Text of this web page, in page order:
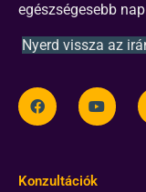
egészségesebb
Nyerd vissza az
Konzultációk